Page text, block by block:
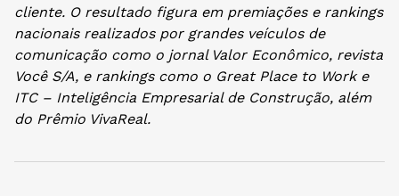
cliente. O resultado figura em premiações e rankings
nacionais realizados por grandes veículos de
comunicação como o jornal Valor Econômico, revista
Você S/A, e rankings como o Great Place to Work e
ITC – Inteligência Empresarial de Construção, além
do Prêmio VivaReal.